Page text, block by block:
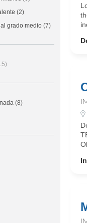
(2)
grado medio (7)
(8)